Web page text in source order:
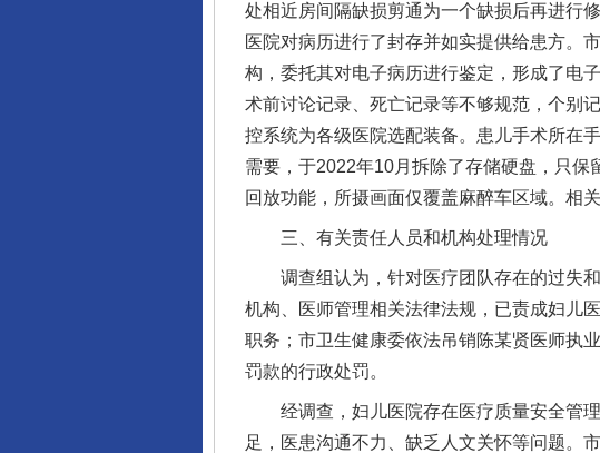
处相近房间隔缺损剪通为一个缺损后再进行
医院对病历进行了封存并如实提供给患方。
构，委托其对电子病历进行鉴定，形成了电
术前讨论记录、死亡记录等不够规范，个别
控系统为各级医院选配装备。患儿手术所在
需要，于2022年10月拆除了存储硬盘，只
回放功能，所摄画面仅覆盖麻醉车区域。相
三、有关责任人员和机构处理情况
调查组认为，针对医疗团队存在的过失和
机构、医师管理相关法律法规，已责成妇儿
职务；市卫生健康委依法吊销陈某贤医师执
罚款的行政处罚。
经调查，妇儿医院存在医疗质量安全管理
足，医患沟通不力、缺乏人文关怀等问题。